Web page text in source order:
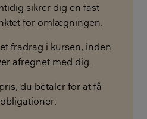
sikrer dig en fast
for omlægningen.
fradrag i kursen, inden
afregnet med dig.
du betaler for at få